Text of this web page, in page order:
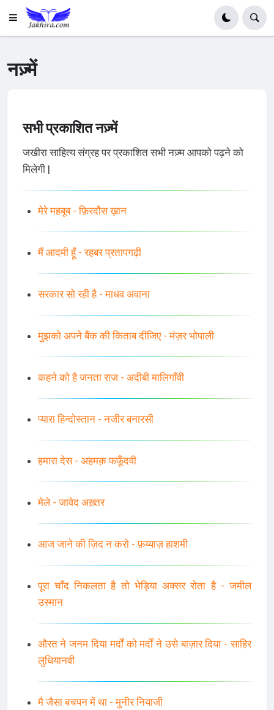
नज़्में
सभी प्रकाशित नज़्में
जखीरा साहित्य संग्रह पर प्रकाशित सभी नज़्म आपको पढ़ने को
मिलेगी |
मेरे महबूब - फ़िरदौस ख़ान
मैं आदमी हूँ - रहबर प्रतापगढ़ी
सरकार सो रही है - माधव अवाना
मुझको अपने बैंक की किताब दीजिए - मंज़र भोपाली
कहने को है जनता राज - अदीबी मालिगाँवी
प्यारा हिन्दोस्तान - नजीर बनारसी
हमारा देस - अहमक़ फफूँदवी
मेले - जावेद अख़्तर
आज जाने की ज़िद न करो - फ़य्याज़ हाशमी
पूरा चाँद निकलता है तो भेड़िया अक्सर रोता है - जमील
उस्मान
औरत ने जनम दिया मर्दों को मर्दों ने उसे बाज़ार दिया - साहिर
लुधियानवी
मै जैसा बचपन में था - मुनीर नियाजी